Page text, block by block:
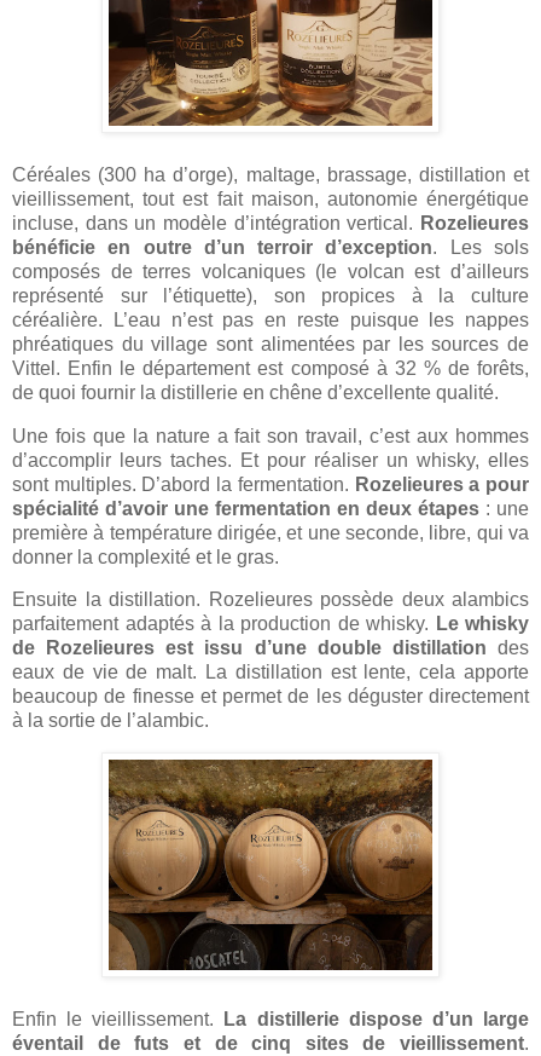
Céréales (300 ha d’orge), maltage, brassage, distillation et
vieillissement, tout est fait maison, autonomie énergétique
incluse, dans un modèle d’intégration vertical. Rozelieures
bénéficie en outre d’un terroir d’exception. Les sols
composés de terres volcaniques (le volcan est d’ailleurs
représenté sur l’étiquette), son propices à la culture
céréalière. L’eau n’est pas en reste puisque les nappes
phréatiques du village sont alimentées par les sources de
Vittel. Enfin le département est composé à 32 % de forêts,
de quoi fournir la distillerie en chêne d’excellente qualité.
Une fois que la nature a fait son travail, c’est aux hommes
d’accomplir leurs taches. Et pour réaliser un whisky, elles
sont multiples. D’abord la fermentation. Rozelieures a pour
spécialité d’avoir une fermentation en deux étapes : une
première à température dirigée, et une seconde, libre, qui va
donner la complexité et le gras.
Ensuite la distillation. Rozelieures possède deux alambics
parfaitement adaptés à la production de whisky. Le whisky
de Rozelieures est issu d’une double distillation des
eaux de vie de malt. La distillation est lente, cela apporte
beaucoup de finesse et permet de les déguster directement
à la sortie de l’alambic.
Enfin le vieillissement.
La distillerie dispose d’un large
éventail de futs et de cinq sites de vieillissement.